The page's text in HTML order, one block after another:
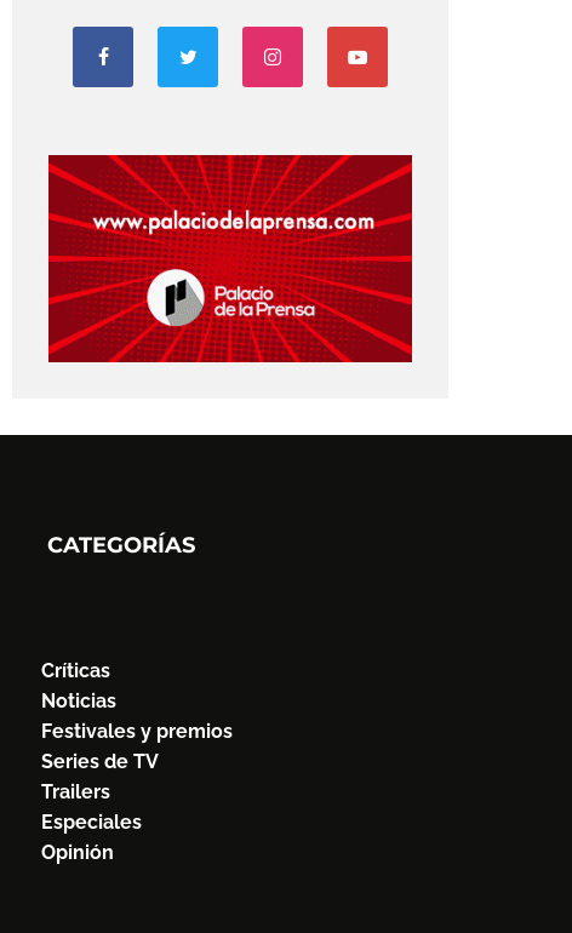
CATEGORÍAS
Críticas
Noticias
Festivales y premios
Series de TV
Trailers
Especiales
Opinión